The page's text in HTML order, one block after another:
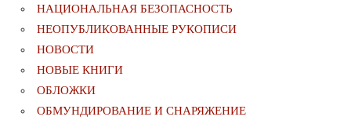
НАЦИОНАЛЬНАЯ БЕЗОПАСНОСТЬ
НЕОПУБЛИКОВАННЫЕ РУКОПИСИ
НОВОСТИ
НОВЫЕ КНИГИ
ОБЛОЖКИ
ОБМУНДИРОВАНИЕ И СНАРЯЖЕНИЕ